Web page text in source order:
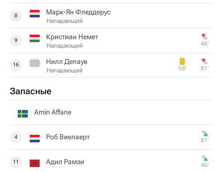
8 Марк-Ян Фледдерус
Нападающий
9 Кристиан Немет
Нападающий 46‎’‎
16 Нилл Депаув
Нападающий 58‎’‎ 81‎’‎
Запасные
Amin Affane
4 Роб Виелаерт 81‎’‎
11 Адил Рамзи 46‎’‎